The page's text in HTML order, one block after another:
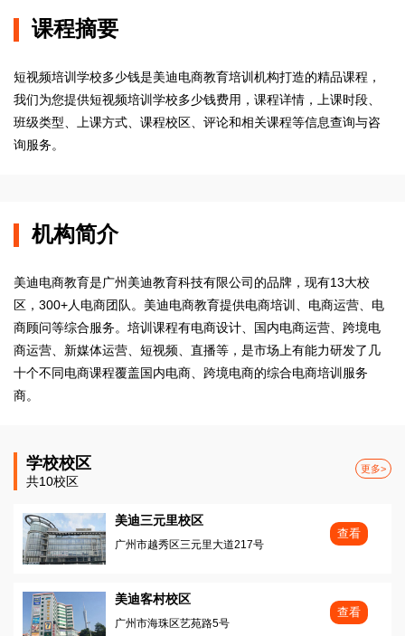
课程摘要
短视频培训学校多少钱是美迪电商教育培训机构打造的精品课程，
我们为您提供短视频培训学校多少钱费用，课程详情，上课时段、
班级类型、上课方式、课程校区、评论和相关课程等信息查询与咨
询服务。
机构简介
美迪电商教育是广州美迪教育科技有限公司的品牌，现有13大校
区，300+人电商团队。美迪电商教育提供电商培训、电商运营、电
商顾问等综合服务。培训课程有电商设计、国内电商运营、跨境电
商运营、新媒体运营、短视频、直播等，是市场上有能力研发了几
十个不同电商课程覆盖国内电商、跨境电商的综合电商培训服务
商。
学校校区
共10校区
更多>
美迪三元里校区
广州市越秀区三元里大道217号
查看
美迪客村校区
广州市海珠区艺苑路5号
查看